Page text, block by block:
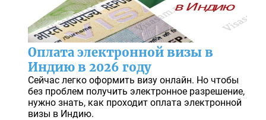
Оплата электронной визы в
Индию в 2026 году
Сейчас легко оформить визу онлайн. Но чтобы
без проблем получить электронное разрешение,
нужно знать, как проходит оплата электронной
визы в Индию.